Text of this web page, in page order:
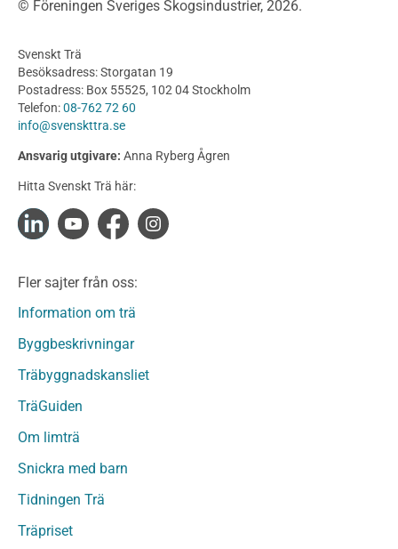
Byggnation och utförande
Utförande
Produkter
Konstruktionsvirke
Konstruktionsvirke Behandlat
Konstruktionsvirke Fingerskarvat
Konstruktionsvirke Fingerskarvat Obehandlat
Limträ
Fanerträ
Fanerträ Obehandlat
Träpanel och Utvändig beklädnad Behandlat
Träpanel och utvändig beklädnad Obehandlat
Trägolv
Sågat virke
Sågat virke Behandlat
Övriga träprodukter
© Föreningen Sveriges Skogsindustrier, 2026.
Svenskt Trä
Besöksadress: Storgatan 19
Postadress: Box 55525, 102 04 Stockholm
Telefon:08-762 72 60
info@svenskttra.se
Ansvarig utgivare: Anna Ryberg Ågren
Hitta Svenskt Trä här:
Fler sajter från oss:
Information om trä
Byggbeskrivningar
Träbyggnadskansliet
TräGuiden
Om limträ
Snickra med barn
Tidningen Trä
Träpriset